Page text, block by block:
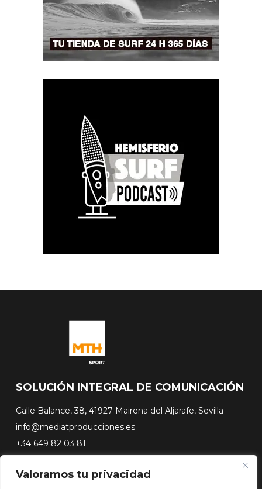
Valoramos tu privacidad
SOLUCIÓN INTEGRAL DE COMUNICACIÓN
Calle Balance, 38, 41927 Mairena del Aljarafe, Sevilla
info@mediatproducciones.es
+34 649 82 03 81
#FLASHSURFING